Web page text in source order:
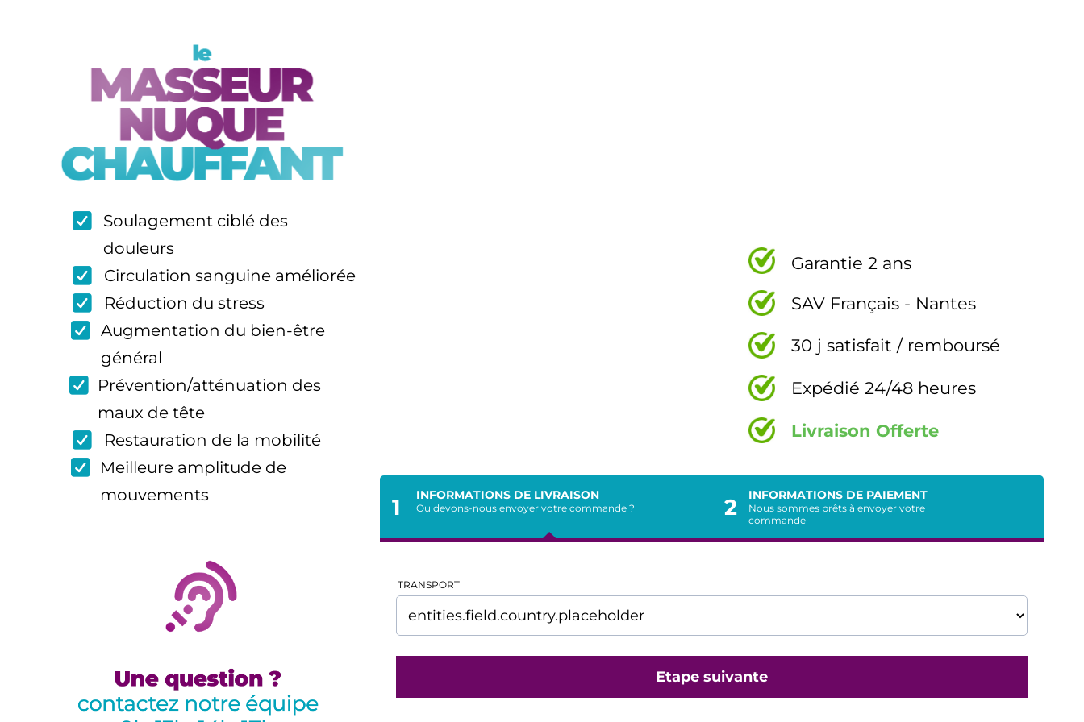
Soulagement ciblé des
douleurs
Circulation sanguine améliorée
Réduction du stress
Augmentation du bien-être
général
Prévention/atténuation des
maux de tête
Restauration de la mobilité
Meilleure amplitude de
mouvements
Garantie 2 ans
SAV Français - Nantes
30 j satisfait / remboursé
Expédié 24/48 heures
Livraison Offerte
1 INFORMATIONS DE LIVRAISON
Ou devons-nous envoyer votre commande ? 2 INFORMATIONS DE PAIEMENT
Nous sommes prêts à envoyer votre
commande
TRANSPORT
Etape suivante